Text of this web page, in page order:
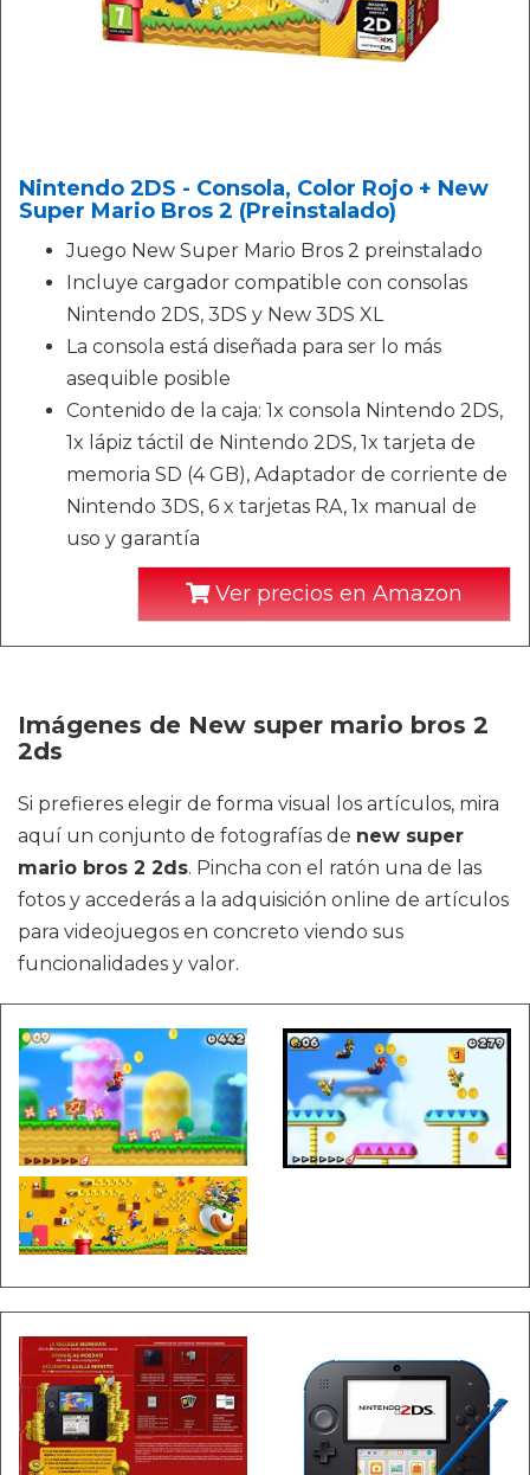
Nintendo 2DS - Consola, Color Rojo + New
Super Mario Bros 2 (Preinstalado)
Juego New Super Mario Bros 2 preinstalado
Incluye cargador compatible con consolas
Nintendo 2DS, 3DS y New 3DS XL
La consola está diseñada para ser lo más
asequible posible
Contenido de la caja: 1x consola Nintendo 2DS,
1x lápiz táctil de Nintendo 2DS, 1x tarjeta de
memoria SD (4 GB), Adaptador de corriente de
Nintendo 3DS, 6 x tarjetas RA, 1x manual de
uso y garantía
Ver precios en Amazon
Imágenes de New super mario bros 2
2ds
Si prefieres elegir de forma visual los artículos, mira
aquí un conjunto de fotografías de new super
mario bros 2 2ds. Pincha con el ratón una de las
fotos y accederás a la adquisición online de artículos
para videojuegos en concreto viendo sus
funcionalidades y valor.